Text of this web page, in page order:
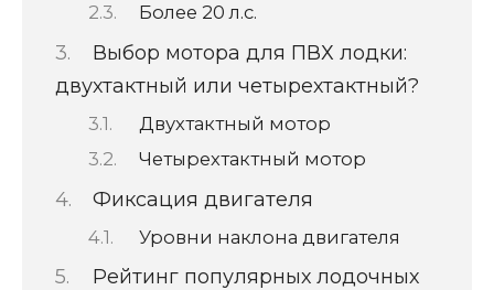
Более 20 л.с.
Выбор мотора для ПВХ лодки:
двухтактный или четырехтактный?
Двухтактный мотор
Четырехтактный мотор
Фиксация двигателя
Уровни наклона двигателя
Рейтинг популярных лодочных